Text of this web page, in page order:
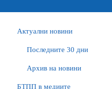
Актуални новини
Последните 30 дни
Архив на новини
БTПП в медиите